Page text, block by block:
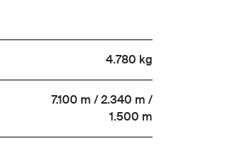
4.780 kg
7.100 m / 2.340 m /
1.500 m